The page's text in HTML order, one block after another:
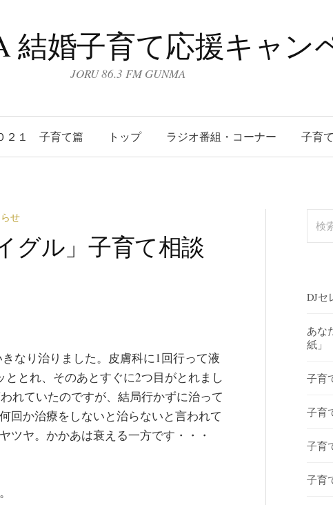
結婚子育て応援キャン
JORU 86.3 FM GUNMA
２１ 子育て篇 トップ ラジオ番組・コーナー 子育
せ
グル」子育て相談
なり治りました。皮膚科に1回行って液
とれ、そのあとすぐに2つ目がとれまし
れていたのですが、結局行かずに治って
回か治療をしないと治らないと言われて
ツヤ。かかあは衰える一方です・・・
索:
DJセ
あな
紙」
子育
子育
子育
子育